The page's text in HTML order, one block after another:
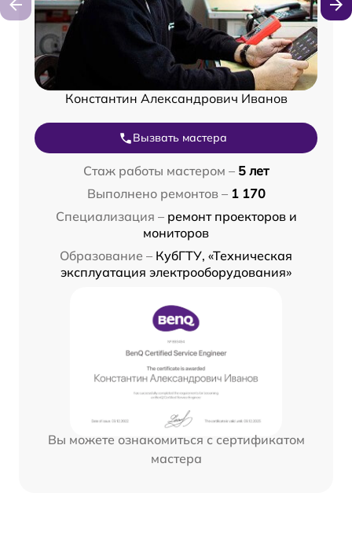
Константин Александрович Иванов
Вызвать мастера
Стаж работы мастером – 5 лет
Выполнено ремонтов – 1 170
Специализация – ремонт проекторов и
мониторов
Образование – КубГТУ, «Техническая
эксплуатация электрооборудования»
Вы можете ознакомиться с сертификатом
мастера